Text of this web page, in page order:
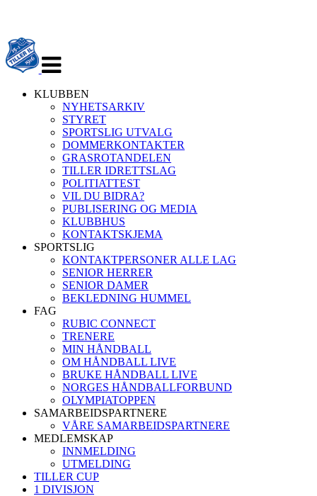
navigasjon
KLUBBEN
NYHETSARKIV
STYRET
SPORTSLIG UTVALG
DOMMERKONTAKTER
GRASROTANDELEN
TILLER IDRETTSLAG
POLITIATTEST
VIL DU BIDRA?
PUBLISERING OG MEDIA
KLUBBHUS
KONTAKTSKJEMA
SPORTSLIG
KONTAKTPERSONER ALLE LAG
SENIOR HERRER
SENIOR DAMER
BEKLEDNING HUMMEL
FAG
RUBIC CONNECT
TRENERE
MIN HÅNDBALL
OM HÅNDBALL LIVE
BRUKE HÅNDBALL LIVE
NORGES HÅNDBALLFORBUND
OLYMPIATOPPEN
SAMARBEIDSPARTNERE
VÅRE SAMARBEIDSPARTNERE
MEDLEMSKAP
INNMELDING
UTMELDING
TILLER CUP
1 DIVISJON